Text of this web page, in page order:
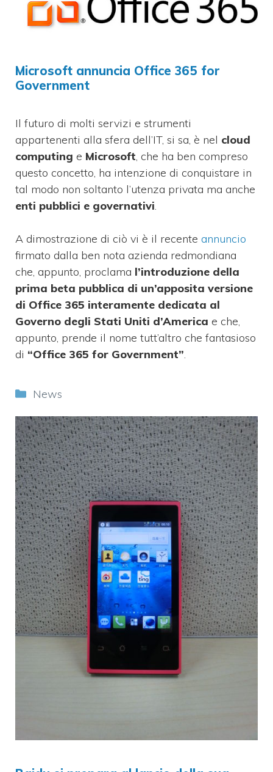
Microsoft annuncia Office 365 for
Government
Il futuro di molti servizi e strumenti
appartenenti alla sfera dell’IT, si sa, è nel cloud
computing e Microsoft, che ha ben compreso
questo concetto, ha intenzione di conquistare in
tal modo non soltanto l’utenza privata ma anche
enti pubblici e governativi.
A dimostrazione di ciò vi è il recente annuncio
firmato dalla ben nota azienda redmondiana
che, appunto, proclama l’introduzione della
prima beta pubblica di un’apposita versione
di Office 365 interamente dedicata al
Governo degli Stati Uniti d’America e che,
appunto, prende il nome tutt’altro che fantasioso
di “Office 365 for Government”.
Categorie
News